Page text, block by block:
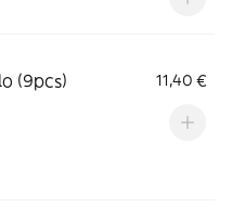
(9pcs) 11,40 €